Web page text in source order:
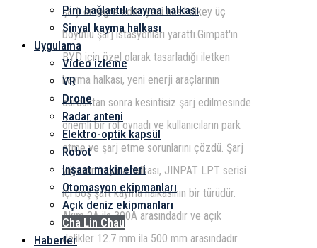
Pim bağlantılı kayma halkası
Sinyal kayma halkası
Uygulama
Video izleme
VR
Drone
Radar anteni
Elektro-optik kapsül
Robot
Inşaat makineleri
Otomasyon ekipmanları
Açık deniz ekipmanları
Cha Lin Chau
Haberler
şarjı entegre eden yeni nesil dikey üç
boyutlu şarj istasyonları yarattı.Gimpat'ın
BYD için özel olarak tasarladığı iletken
kayma halkası, yeni enerji araçlarının
durduktan sonra kesintisiz şarj edilmesinde
önemli bir rol oynadı ve kullanıcıların park
etme ve şarj etme sorunlarını çözdü. Şarj
yığınının kayma halkası, JINPAT LPT serisi
içi boş şaft kayma halkasının bir türüdür.
Akım 2A ila 300A arasındadır ve açık
delikler 12.7 mm ila 500 mm arasındadır.